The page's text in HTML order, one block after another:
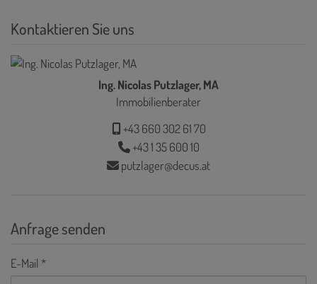
Kontaktieren Sie uns
Ing. Nicolas Putzlager, MA
Immobilienberater
+43 660 302 61 70
+43 1 35 600 10
putzlager@decus.at
Anfrage senden
E-Mail